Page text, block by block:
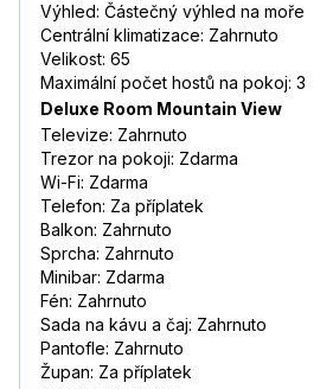
Výhled: Částečný výhled na moře
Centrální klimatizace: Zahrnuto
Velikost: 65
Maximální počet hostů na pokoj: 3
Deluxe Room Mountain View
Televize: Zahrnuto
Trezor na pokoji: Zdarma
Wi-Fi: Zdarma
Telefon: Za příplatek
Balkon: Zahrnuto
Sprcha: Zahrnuto
Minibar: Zdarma
Fén: Zahrnuto
Sada na kávu a čaj: Zahrnuto
Pantofle: Zahrnuto
Župan: Za příplatek